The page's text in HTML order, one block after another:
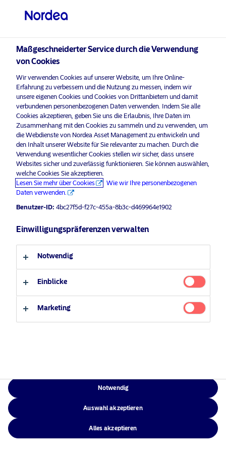
Bitte wählen Sie Ihr Anlegerprofil
aus
Land
Deutschland
Sprache
Deutsch
Professioneller Anleger
Nordea Asset Management ist einer der größten Asset
Manager in den nordischen Ländern und verfügt über
eine globale Präsenz in Europa, Amerika und Asien.
Risikohinweise
Home
Über uns
Verantwortungsbewusste
Investments
News
Kontakt
Datenschutzerklärung
Zugänglichkeit
©2026 – Nordea Asset Management – alle Rechte vorbehalten
Maßgeschneiderter Service durch die Verwendung
von Cookies
Wir verwenden Cookies auf unserer Website, um Ihre Online-
Erfahrung zu verbessern und die Nutzung zu messen, indem wir
unsere eigenen Cookies und Cookies von Drittanbietern und damit
verbundenen personenbezogenen Daten verwenden. Indem Sie alle
Cookies akzeptieren, geben Sie uns die Erlaubnis, Ihre Daten im
Zusammenhang mit den Cookies zu sammeln und zu verwenden, um
die Webdienste von Nordea Asset Management zu entwickeln und
den Inhalt unserer Website für Sie relevanter zu machen. Durch die
Verwendung wesentlicher Cookies stellen wir sicher, dass unsere
Websites sicher und zuverlässig funktionieren. Sie können auswählen,
welche Cookies Sie akzeptieren.
Lesen Sie mehr über Cookies
Wie wir Ihre personenbezogenen
Daten verwenden.
Benutzer-ID: 4bc27f5d-f27c-455a-8b3c-d469964e1902
Einwilligungspräferenzen verwalten
Notwendig
Einblicke
Marketing
Notwendig
Auswahl akzeptieren
Alles akzeptieren